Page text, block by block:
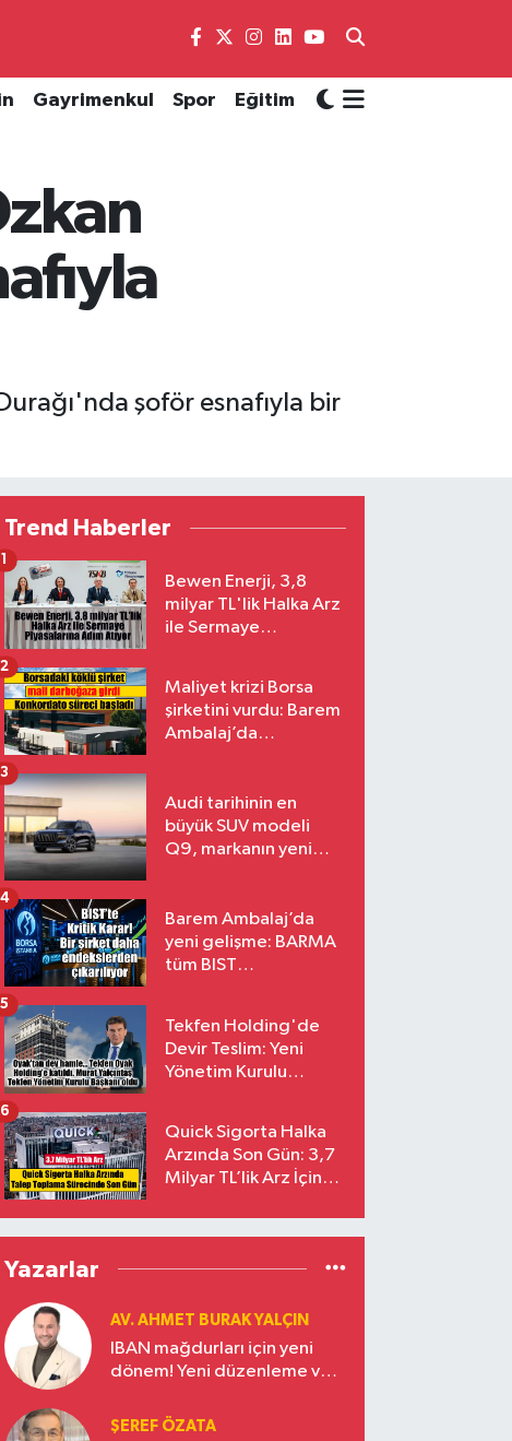
Gayrimenkul Spor Eğitim
şoför esnafıyla bir
Trend Haberler
Bewen Enerji, 3,8
milyar TL'lik Halka Arz
ile Sermaye
Maliyet krizi Borsa
şirketini vurdu: Barem
Ambalaj’da
2
Audi tarihinin en
büyük SUV modeli
Q9, markanın yeni
3
Barem Ambalaj’da
yeni gelişme: BARMA
tüm BIST
4
Tekfen Holding'de
Devir Teslim: Yeni
Yönetim Kurulu
5
Quick Sigorta Halka
Arzında Son Gün: 3,7
Milyar TL’lik Arz İçin
Eriyor
6
Yazarlar
AV. AHMET BURAK YALÇIN
IBAN mağdurları için yeni
dönem! Yeni düzenleme ve
ŞEREF ÖZATA